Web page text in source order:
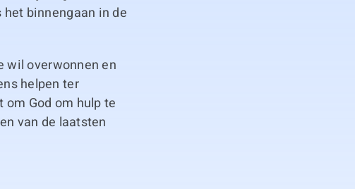
binnengaan in de
wil overwonnen en
helpen ter
God om hulp te
van de laatsten